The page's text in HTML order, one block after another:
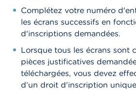
Complétez votre numéro
les écrans successifs en
d'inscriptions demandées.
Lorsque tous les écrans sont
pièces justificatives
téléchargées, vous devez
d’un droit d'inscription